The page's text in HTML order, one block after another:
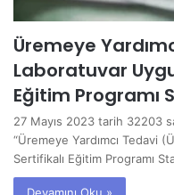
Üremeye
Laboratuvar
Eğitim Programı
27 Mayıs 2023 tarih 32203
“Üremeye Yardımcı Tedavi
Sertifikalı Eğitim Programı